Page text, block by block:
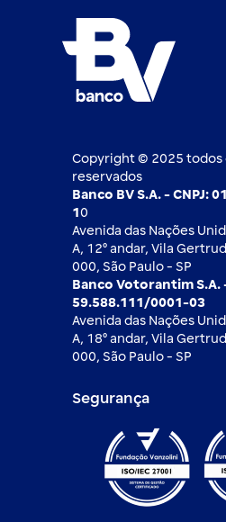
Open finance
Ofertas públicas
Câmbio e Comércio
Esportes
Blog BV Inspira
Notícias Econômicas
Whatsapp
Caí em um golpe
2ª via de boleto
Copyright © 2025 todos
reservados
Banco BV S.A. - CNPJ:
1 0
Avenida das Nações
A, 12⁰ andar, Vila
000, São Paulo - SP
Banco Votorantim S.A.
59.588.111/0001-03
Avenida das Nações
A, 18⁰ andar, Vila
000, São Paulo - SP
Segurança